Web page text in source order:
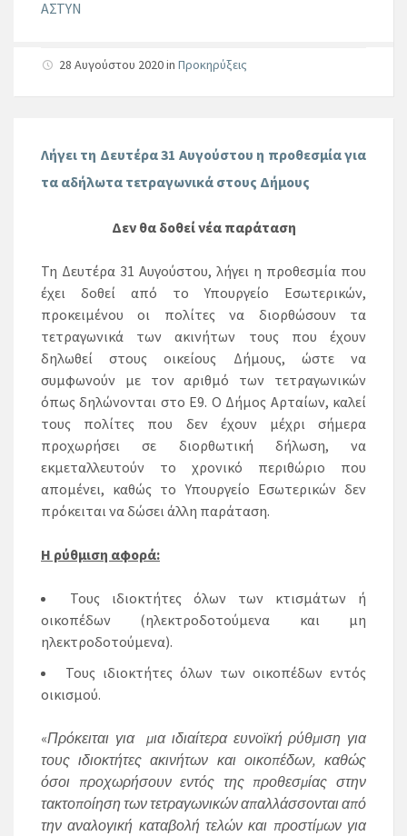
ΑΣΤΥΝ
28 Αυγούστου 2020in Προκηρύξεις
Λήγει τη Δευτέρα 31 Αυγούστου η προθεσμία για
τα αδήλωτα τετραγωνικά στους Δήμους
Δεν θα δοθεί νέα παράταση
Τη Δευτέρα 31 Αυγούστου, λήγει η προθεσμία που
έχει δοθεί από το Υπουργείο Εσωτερικών,
προκειμένου οι πολίτες να διορθώσουν τα
τετραγωνικά των ακινήτων τους που έχουν
δηλωθεί στους οικείους Δήμους, ώστε να
συμφωνούν με τον αριθμό των τετραγωνικών
όπως δηλώνονται στο Ε9. Ο Δήμος Αρταίων, καλεί
τους πολίτες που δεν έχουν μέχρι σήμερα
προχωρήσει σε διορθωτική δήλωση, να
εκμεταλλευτούν το χρονικό περιθώριο που
απομένει, καθώς το Υπουργείο Εσωτερικών δεν
πρόκειται να δώσει άλλη παράταση.
Η ρύθμιση αφορά:
Τους ιδιοκτήτες όλων των κτισμάτων ή
οικοπέδων (ηλεκτροδοτούμενα και μη
ηλεκτροδοτούμενα).
Τους ιδιοκτήτες όλων των οικοπέδων εντός
οικισμού.
«Πρόκειται για μια ιδιαίτερα ευνοϊκή ρύθμιση για
τους ιδιοκτήτες ακινήτων και οικοπέδων, καθώς
όσοι προχωρήσουν εντός της προθεσμίας στην
τακτοποίηση των τετραγωνικών απαλλάσσονται από
την αναλογική καταβολή τελών και προστίμων για